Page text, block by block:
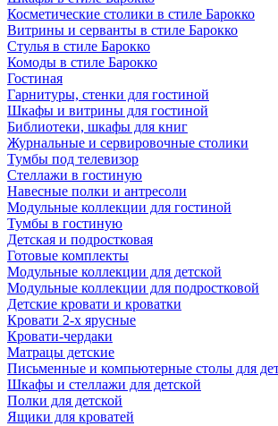
Косметические столики в стиле Барокко
Витрины и серванты в стиле Барокко
Стулья в стиле Барокко
Комоды в стиле Барокко
Гостиная
Гарнитуры, стенки для гостиной
Шкафы и витрины для гостиной
Библиотеки, шкафы для книг
Журнальные и сервировочные столики
Тумбы под телевизор
Стеллажи в гостиную
Навесные полки и антресоли
Модульные коллекции для гостиной
Тумбы в гостиную
Детская и подростковая
Готовые комплекты
Модульные коллекции для детской
Модульные коллекции для подростковой
Детские кровати и кроватки
Кровати 2-х ярусные
Кровати-чердаки
Матрацы детские
Письменные и компьютерные столы для
Шкафы и стеллажи для детской
Полки для детской
Ящики для кроватей